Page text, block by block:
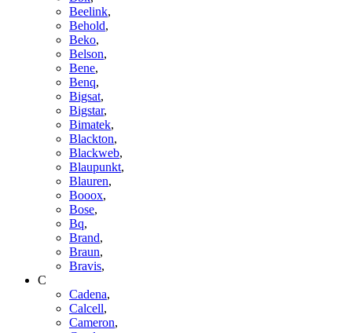
Beelink,
Behold,
Beko,
Belson,
Bene,
Benq,
Bigsat,
Bigstar,
Bimatek,
Blackton,
Blackweb,
Blaupunkt,
Blauren,
Booox,
Bose,
Bq,
Brand,
Braun,
Bravis,
C
Cadena,
Calcell,
Cameron,